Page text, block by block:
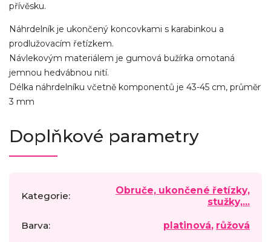
přívěsku.
Náhrdelník je ukončený koncovkami s karabinkou a
prodlužovacím řetízkem.
Návlekovým materiálem je gumová bužírka omotaná
jemnou hedvábnou nití.
Délka náhrdelníku včetně komponentů je 43-45 cm, průměr
3 mm
Doplňkové parametry
Kategorie:
Obruče, ukončené řetízky,
stužky,...
Barva: platinová, růžová